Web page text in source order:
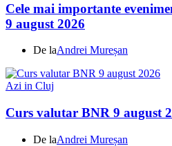
Cele mai importante
9 august 2026
De laAndrei Mureșan
Azi in Cluj
Curs valutar BNR 9 august
De laAndrei Mureșan